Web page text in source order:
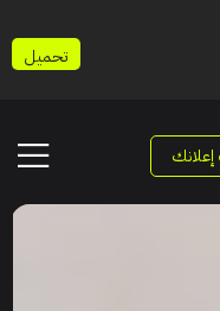
تحميل